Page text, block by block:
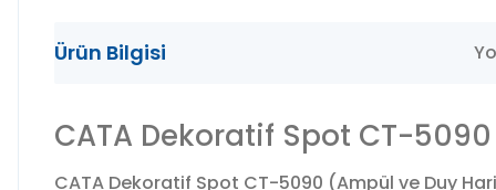
Ürün Bilgisi
CATA Dekoratif Spot CT-
CATA Dekoratif Spot CT-5090 (Ampül ve Duy